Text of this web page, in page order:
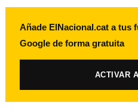
Añade ElNacional.cat a tus
Google de forma gratuita
ACTIVAR